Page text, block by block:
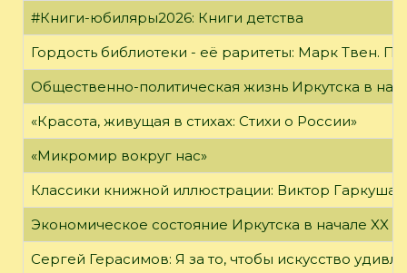
#Книги-юбиляры2026: Книги детства
Гордость библиотеки - её раритеты: Марк Твен.
Общественно-политическая жизнь Иркутска в
«Красота, живущая в стихах: Стихи о России»
«Микромир вокруг нас»
Классики книжной иллюстрации: Виктор Гаркуша
Экономическое состояние Иркутска в начале XX
Сергей Герасимов: Я за то, чтобы искусство